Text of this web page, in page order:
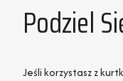
Podziel
Jeśli korzystasz z